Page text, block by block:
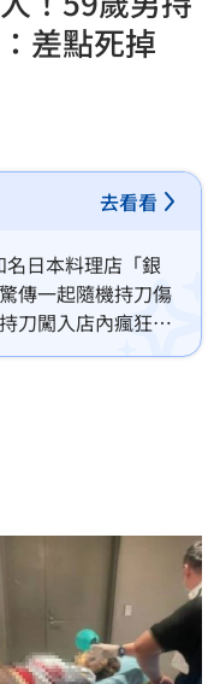
差點死掉
去看看
日本料理店「銀
傳一起隨機持刀傷
刀闖入店內瘋狂砍
國籍女子受傷流
事件再度發生。